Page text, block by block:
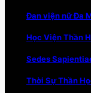
Đan viện nữ Đa
Học Viện Thần
Sedes
Thời Sự Thần